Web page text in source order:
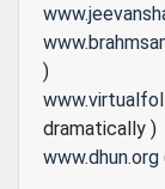
)
dramatically )
www.dhun.org